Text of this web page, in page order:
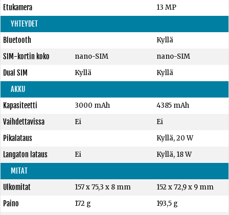
Etukamera
13 MP
YHTEYDET
Bluetooth
Kyllä
SIM-kortin koko
nano-SIM
nano-SIM
Dual SIM
Kyllä
Kyllä
AKKU
Kapasiteetti
3000 mAh
4385 mAh
Vaihdettavissa
Ei
Ei
Pikalataus
Kyllä, 20 W
Langaton lataus
Ei
Kyllä, 18 W
MITAT
Ulkomitat
157 x 75,3 x 8 mm
152 x 72,9 x 9 mm
Paino
172 g
193,5 g